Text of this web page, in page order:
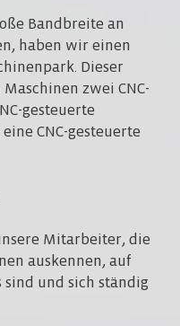
Bandbreite an
haben wir einen
Dieser
zwei CNC-
gesteuerte
CNC-gesteuerte
Mitarbeiter, die
auskennen, auf
und sich ständig